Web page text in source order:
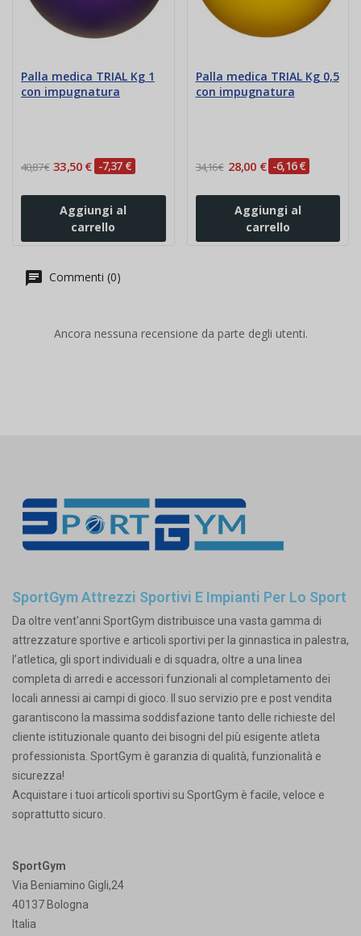
Palla medica TRIAL Kg 1
con impugnatura
40,87 € 33,50 € -7,37 €
Aggiungi al
carrello
Palla medica TRIAL Kg 0,5
con impugnatura
34,16 € 28,00 € -6,16 €
Aggiungi al
carrello
Commenti (0)
Ancora nessuna recensione da parte degli utenti.
SportGym Attrezzi Sportivi E Impianti Per Lo Sport
Da oltre vent'anni SportGym distribuisce una vasta gamma di
attrezzature sportive e articoli sportivi per la ginnastica in palestra,
l’atletica, gli sport individuali e di squadra, oltre a una linea
completa di arredi e accessori funzionali al completamento dei
locali annessi ai campi di gioco. Il suo servizio pre e post vendita
garantiscono la massima soddisfazione tanto delle richieste del
cliente istituzionale quanto dei bisogni del più esigente atleta
professionista. SportGym è garanzia di qualità, funzionalità e
sicurezza!
Acquistare i tuoi articoli sportivi su SportGym è facile, veloce e
soprattutto sicuro.
SportGym
Via Beniamino Gigli,24
40137 Bologna
Italia